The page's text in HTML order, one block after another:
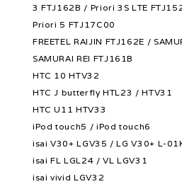
3 FTJ162B / Priori 3S LTE
Priori 5 FTJ17C00
FREETEL RAIJIN FTJ162E /
SAMURAI REI FTJ161B
HTC 10 HTV32
HTC J butterfly HTL23 / HTV31
HTC U11 HTV33
iPod touch5 / iPod touch6
isai V30+ LGV35 / LG V30+ L-
isai FL LGL24 / VL LGV31
isai vivid LGV32